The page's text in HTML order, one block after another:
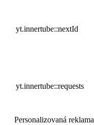
yt.innertube::nextId
yt.innertube::requests
Personalizovaná reklama